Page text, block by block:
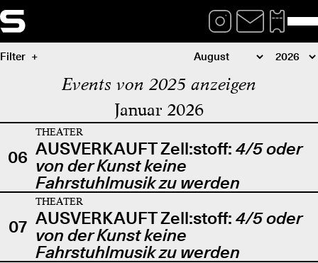
Filter
Events von 2025 anzeigen
Januar 2026
06
THEATER
AUSVERKAUFT Zell:stoff: 4/5 oder
von der Kunst keine
Fahrstuhlmusik zu werden
07
THEATER
AUSVERKAUFT Zell:stoff: 4/5 oder
von der Kunst keine
Fahrstuhlmusik zu werden